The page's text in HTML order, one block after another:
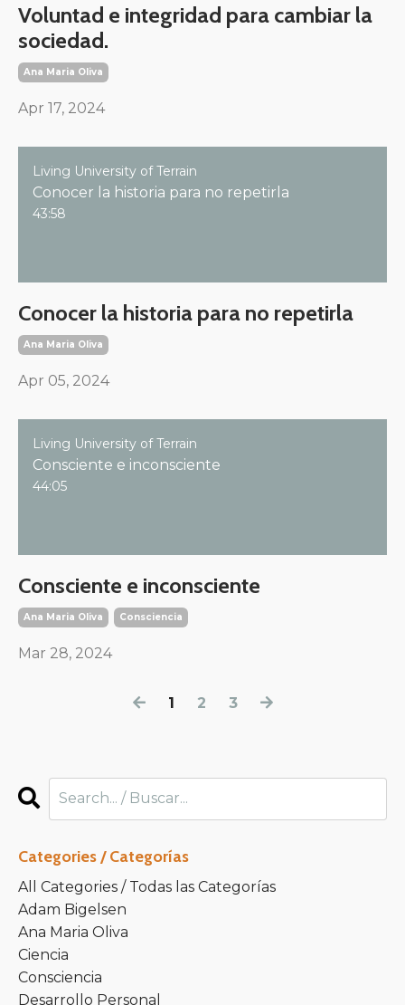
Voluntad e integridad para cambiar la
sociedad.
Ana Maria Oliva
Apr 17, 2024
Living University of Terrain
Conocer la historia para no repetirla
43:58
Conocer la historia para no repetirla
Ana Maria Oliva
Apr 05, 2024
Living University of Terrain
Consciente e inconsciente
44:05
Consciente e inconsciente
Ana Maria Oliva Consciencia
Mar 28, 2024
1 2 3
Categories / Categorías
All Categories / Todas las Categorías
Adam Bigelsen
Ana Maria Oliva
Ciencia
Consciencia
Desarrollo Personal